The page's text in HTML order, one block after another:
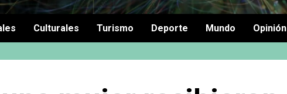
Culturales Turismo Deporte Mundo Opinión